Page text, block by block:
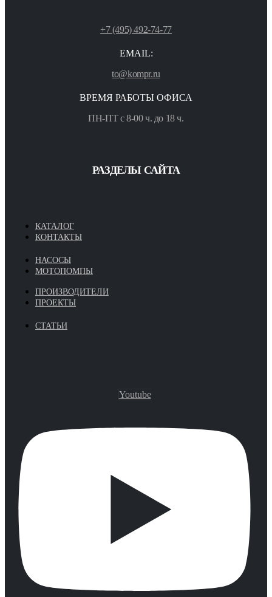
+7 (495) 492-74-77
EMAIL:
to@kompr.ru
ВРЕМЯ РАБОТЫ ОФИСА
ПН-ПТ с 8-00 ч. до 18 ч.
РАЗДЕЛЫ САЙТА
КАТАЛОГ
КОНТАКТЫ
НАСОСЫ
МОТОПОМПЫ
ПРОИЗВОДИТЕЛИ
ПРОЕКТЫ
СТАТЬИ
Youtube